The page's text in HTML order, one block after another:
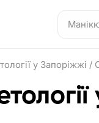
у Запоріжжі /